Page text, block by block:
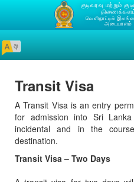
குடிவரவு மற்றும்
வெளிநாட்டில்
அடையாளம்
Transit Visa
A Transit Visa is an entry
for admission into Sri
incidental and in the
destination.
Transit Visa – Two Days